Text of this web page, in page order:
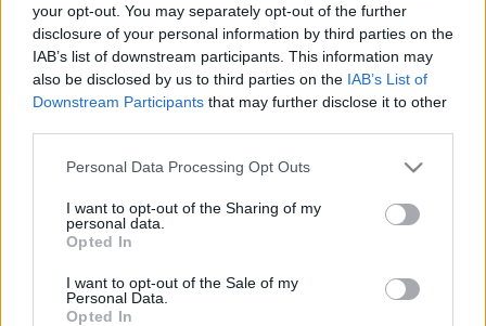
your opt-out. You may separately opt-out of the further
disclosure of your personal information by third parties on the
IAB’s list of downstream participants. This information may
also be disclosed by us to third parties on the IAB’s List of
Downstream Participants that may further disclose it to other
Please note that this website/app uses one or more Google
not limited to your visit or usage behaviour. You may click to
grant or deny consent to Google and its third-party tags to
use your data for below specified purposes in below Google
consent section.
Personal Data Processing Opt Outs
I want to opt-out of the Sharing of my
personal data.
Opted In
I want to opt-out of the Sale of my
Personal Data.
Opted In
Az oltásra szánt víz tározóját abba a toronyba
helyezte, amibe a kémény is került, így a tárolt
matériát megvédte télen a fagy ellen. Annak
érdekében, hogy a kéménybe feljutó szikra vagy
hamu ne okozzon tüzet, az egész tornyot 76 méter
magasra emelte, ahol már nem jelenthetett veszélyt
a száraz iratokra. A toronyból szép kilátás nyílik a
Nem alkalmazott az épületen fát, a tetőszerkezetet is
vasbetonból tervezte."